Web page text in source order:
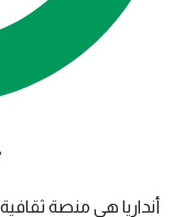
أنداريا هي منصة